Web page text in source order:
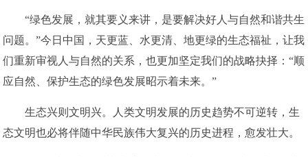
“绿色发展，就其要义来讲，是要解决好人与自然和谐共生
问题。”今日中国，天更蓝、水更清、地更绿的生态福祉，让我
们重新审视人与自然的关系，也更加坚定我们的战略抉择：“顺
应自然、保护生态的绿色发展昭示着未来。”
生态兴则文明兴。人类文明发展的历史趋势不可逆转，生
态文明也必将伴随中华民族伟大复兴的历史进程，愈发壮大。